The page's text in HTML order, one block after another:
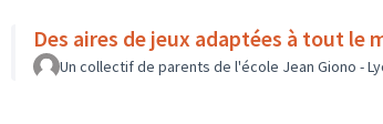
Des aires de jeux adaptées à tout le
Un collectif de parents de l'école Jean Giono -